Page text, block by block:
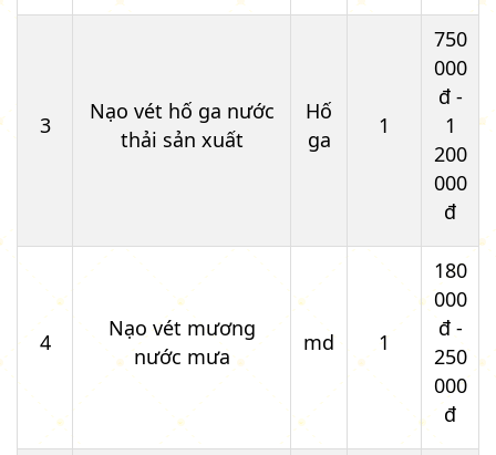
3
Nạo vét hố ga nước
thải sản xuất
Hố
ga
1
750
000
đ -
1
200
000
đ
4
Nạo vét mương
nước mưa
md 1
180
000
đ -
250
000
đ